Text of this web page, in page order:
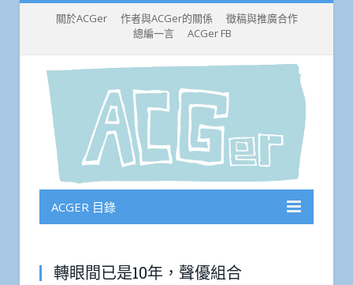
關於ACGer 作者與ACGer的關係
徵稿與推廣合作
總編一言
ACGer FB
ACGER 目錄
轉眼間已是10年，聲優組合